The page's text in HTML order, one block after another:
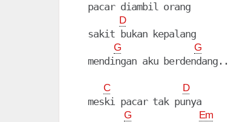
  pacar diambil orang
D
  sakit bukan kepalang
G G
  mendingan aku berdendang..
C D
  meski pacar tak punya
G Em